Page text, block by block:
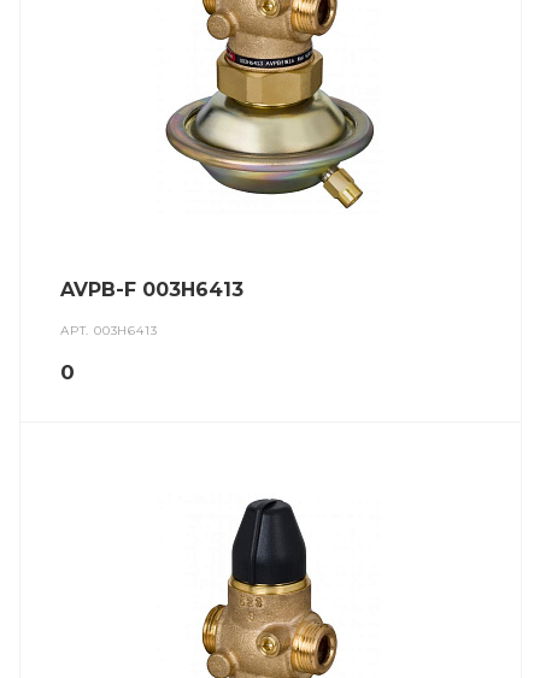
AVPB-F 003H6413
АРТ.003H6413
0